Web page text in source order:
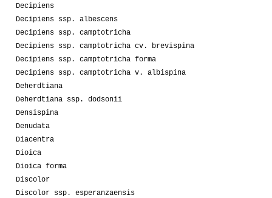
Decipiens
Decipiens ssp. albescens
Decipiens ssp. camptotricha
Decipiens ssp. camptotricha cv. brevispina
Decipiens ssp. camptotricha forma
Decipiens ssp. camptotricha v. albispina
Deherdtiana
Deherdtiana ssp. dodsonii
Densispina
Denudata
Diacentra
Dioica
Dioica forma
Discolor
Discolor ssp. esperanzaensis